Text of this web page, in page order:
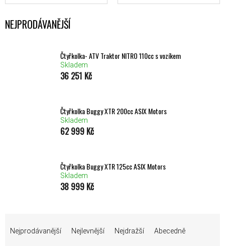
NEJPRODÁVANĚJŠÍ
Čtyřkolka- ATV Traktor NITRO 110cc s vozíkem
Skladem
36 251 Kč
Čtyřkolka Buggy XTR 200cc ASIX Motors
Skladem
62 999 Kč
Čtyřkolka Buggy XTR 125cc ASIX Motors
Skladem
38 999 Kč
Nejprodávanější Nejlevnější Nejdražší Abecedně